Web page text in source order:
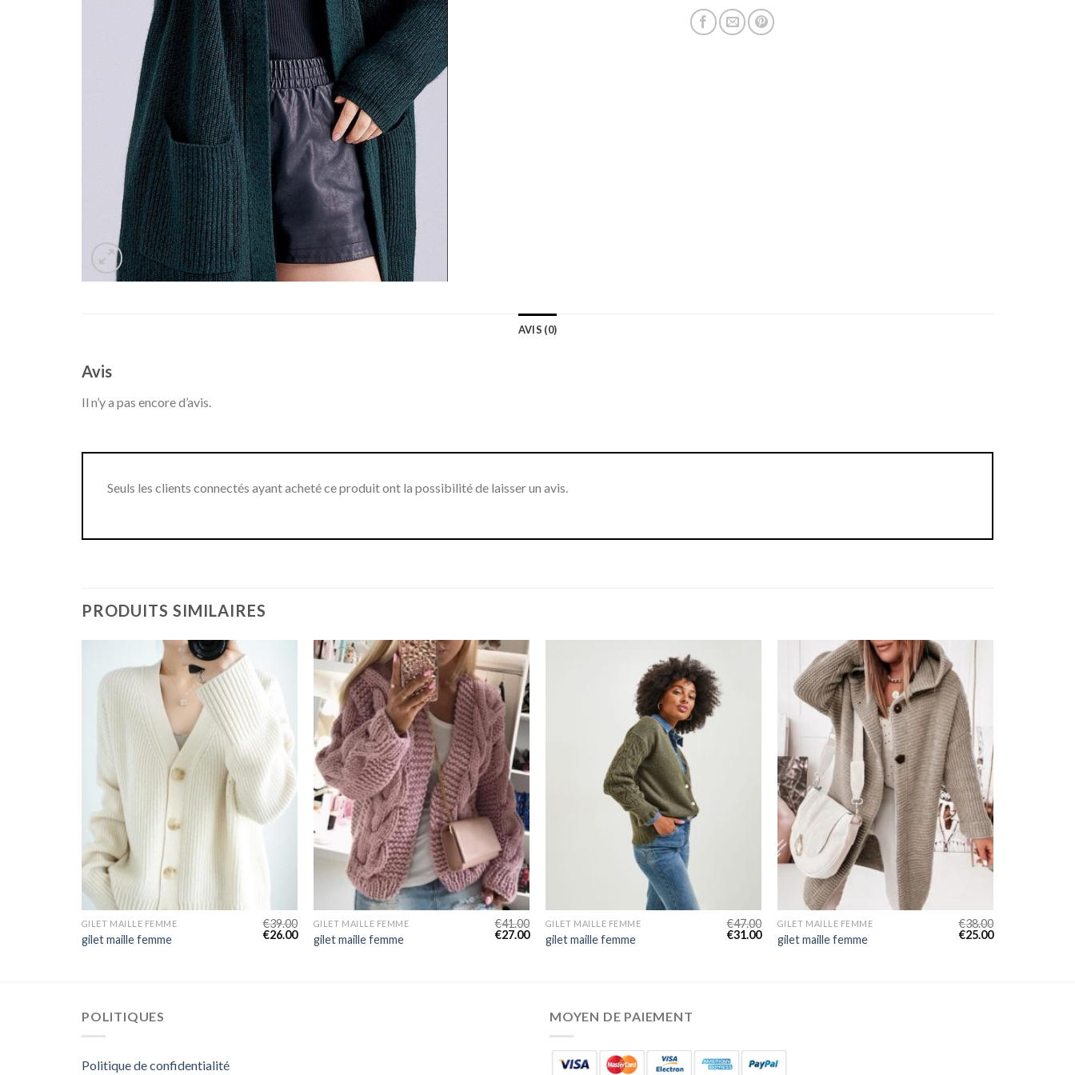
AVIS (0)
Avis
Il n’y a pas encore d’avis.
Seuls les clients connectés ayant acheté ce produit ont la possibilité de laisser un avis.
PRODUITS SIMILAIRES
GILET MAILLE FEMME
gilet maille femme
€39.00
€26.00
GILET MAILLE FEMME
gilet maille femme
€41.00
€27.00
GILET MAILLE FEMME
gilet maille femme
€47.00
€31.00
GILET MAILLE FEMME
gilet maille femme
€38.00
€25.00
POLITIQUES
Politique de confidentialité
MOYEN DE PAIEMENT